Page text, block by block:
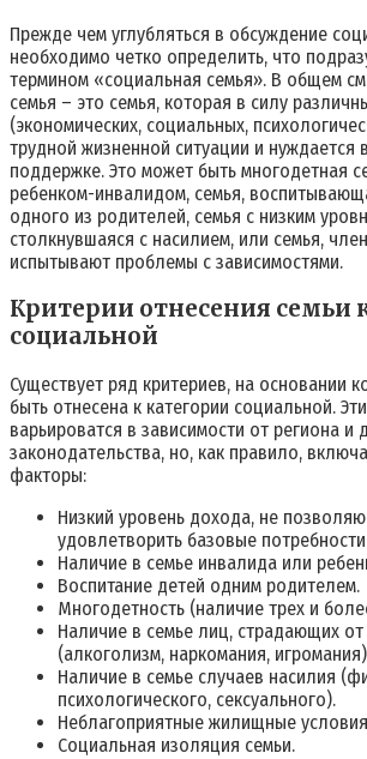
Прежде чем углубляться в обсуждение
необходимо четко определить, что
термином «социальная семья». В общем
семья – это семья, которая в силу
(экономических, социальных,
трудной жизненной ситуации и нуждается
поддержке. Это может быть многодетная
ребенком-инвалидом, семья,
одного из родителей, семья с низким
столкнувшаяся с насилием, или семья,
испытывают проблемы с зависимостями.
Критерии отнесения семьи
социальной
Существует ряд критериев, на основании
быть отнесена к категории социальной.
варьироватся в зависимости от региона и
законодательства, но, как правило,
факторы:
Низкий уровень дохода, не
удовлетворить базовые
Наличие в семье инвалида или
Воспитание детей одним родителем.
Многодетность (наличие трех и
Наличие в семье лиц, страдающих от
(алкоголизм, наркомания,
Наличие в семье случаев насилия
психологического, сексуального).
Неблагоприятные жилищные
Социальная изоляция семьи.